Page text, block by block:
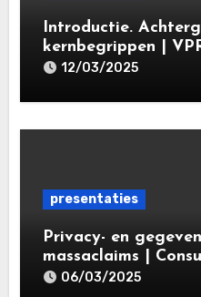
Introductie.
kernbegrippen |
Leiden Law
12/03/2025
presentaties
Privacy- en
massaclaims |
(‘CUIC’) |
06/03/2025